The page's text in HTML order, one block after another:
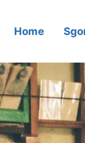
Home